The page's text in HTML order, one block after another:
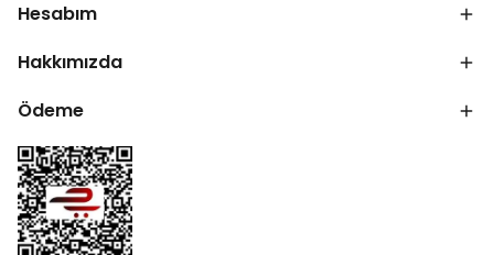
Hesabım
Hakkımızda
Ödeme